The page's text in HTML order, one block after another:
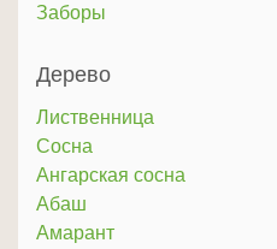
Заборы
Дерево
Лиственница
Сосна
Ангарская сосна
Абаш
Амарант